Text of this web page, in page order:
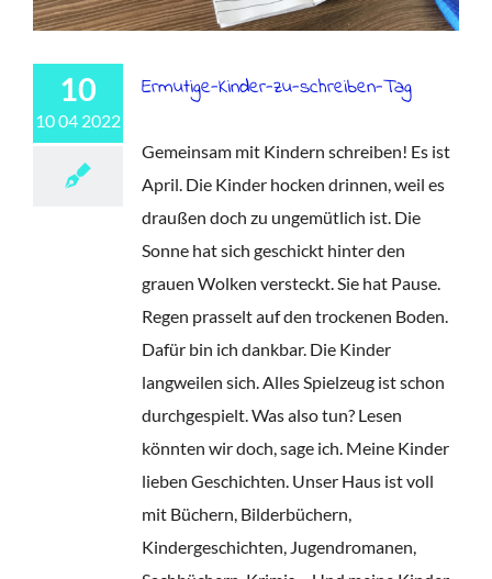
10
10 04 2022
Ermutige-Kinder-zu-schreiben-Tag
Gemeinsam mit Kindern schreiben! Es ist
April. Die Kinder hocken drinnen, weil es
draußen doch zu ungemütlich ist. Die
Sonne hat sich geschickt hinter den
grauen Wolken versteckt. Sie hat Pause.
Regen prasselt auf den trockenen Boden.
Dafür bin ich dankbar. Die Kinder
langweilen sich. Alles Spielzeug ist schon
durchgespielt. Was also tun? Lesen
könnten wir doch, sage ich. Meine Kinder
lieben Geschichten. Unser Haus ist voll
mit Büchern, Bilderbüchern,
Kindergeschichten, Jugendromanen,